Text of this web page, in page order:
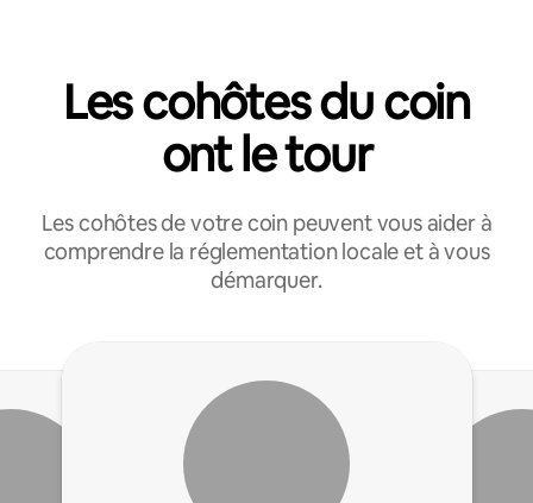
Les cohôtes du coin
ont le tour
Les cohôtes de votre coin peuvent vous aider à
comprendre la réglementation locale et à vous
démarquer.